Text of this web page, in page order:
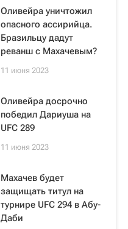
Оливейра уничтожил
опасного ассирийца.
Бразильцу дадут
реванш с Махачевым?
11 июня 2023
Оливейра досрочно
победил Дариуша на
UFC 289
11 июня 2023
Махачев будет
защищать титул на
турнире UFC 294 в Абу-
Даби